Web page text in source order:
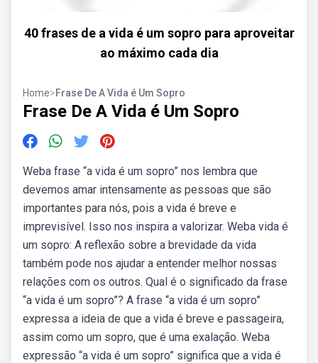
40 frases de a vida é um sopro para aproveitar
ao máximo cada dia
Home>Frase De A Vida é Um Sopro
Frase De A Vida é Um Sopro
Weba frase “a vida é um sopro” nos lembra que
devemos amar intensamente as pessoas que são
importantes para nós, pois a vida é breve e
imprevisível. Isso nos inspira a valorizar. Weba vida é
um sopro: A reflexão sobre a brevidade da vida
também pode nos ajudar a entender melhor nossas
relações com os outros. Qual é o significado da frase
“a vida é um sopro”? A frase “a vida é um sopro”
expressa a ideia de que a vida é breve e passageira,
assim como um sopro, que é uma exalação. Weba
expressão “a vida é um sopro” significa que a vida é